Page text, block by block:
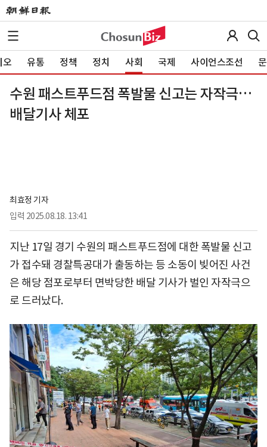
오 유통 정책 정치 사회 국제 사이언스조선
수원 패스트푸드점 폭발물 신고는 자작극…
배달기사 체포
최효정 기자
입력 2025.08.18. 13:41
지난 17일 경기 수원의 패스트푸드점에 대한 폭발물 신고
가 접수돼 경찰특공대가 출동하는 등 소동이 빚어진 사건
은 해당 점포로부터 면박당한 배달 기사가 벌인 자작극으
로 드러났다.